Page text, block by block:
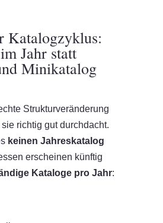
Katalogzyklus:
Jahr statt
Minikatalog
Strukturveränderung
richtig gut durchdacht.
keinen Jahreskatalog
erscheinen künftig
Kataloge pro Jahr: